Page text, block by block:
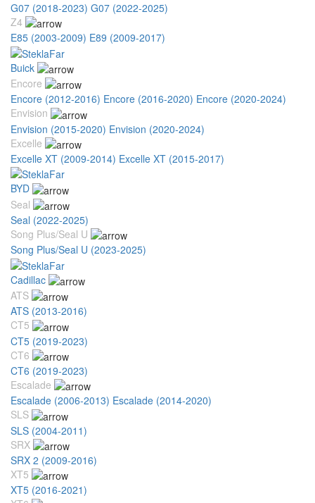
G07 (2018-2023) G07 (2022-2025)
Z4
E85 (2003-2009) E89 (2009-2017)
Buick
Encore
Encore (2012-2016) Encore (2016-2020) Encore (2020-2024)
Envision
Envision (2015-2020) Envision (2020-2024)
Excelle
Excelle XT (2009-2014) Excelle XT (2015-2017)
BYD
Seal
Seal (2022-2025)
Song Plus/Seal U
Song Plus/Seal U (2023-2025)
Cadillac
ATS
ATS (2013-2016)
CT5
CT5 (2019-2023)
CT6
CT6 (2019-2023)
Escalade
Escalade (2006-2013) Escalade (2014-2020)
SLS
SLS (2004-2011)
SRX
SRX 2 (2009-2016)
XT5
XT5 (2016-2021)